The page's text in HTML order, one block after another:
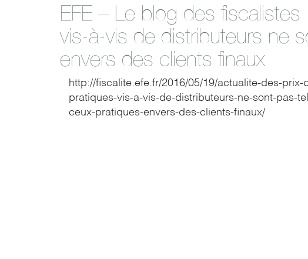
EFE – Le blog des
vis-à-vis de distributeurs ne
envers des clients finaux
http://fiscalite.efe.fr/2016/05/19/actualite-des-prix-
pratiques-vis-a-vis-de-distributeurs-ne-sont-pas-
ceux-pratiques-envers-des-clients-finaux/